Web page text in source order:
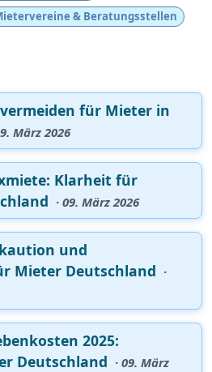
& Beratungsstellen
für Mieter in
März 2026
Klarheit für
· 09. März 2026
und
Mieter Deutschland ·
2025:
Deutschland · 09. März